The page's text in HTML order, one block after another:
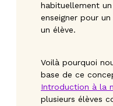
habituellement
enseigner pour
un élève.
Voilà pourquoi
base de ce
Introduction à la
plusieurs élèves